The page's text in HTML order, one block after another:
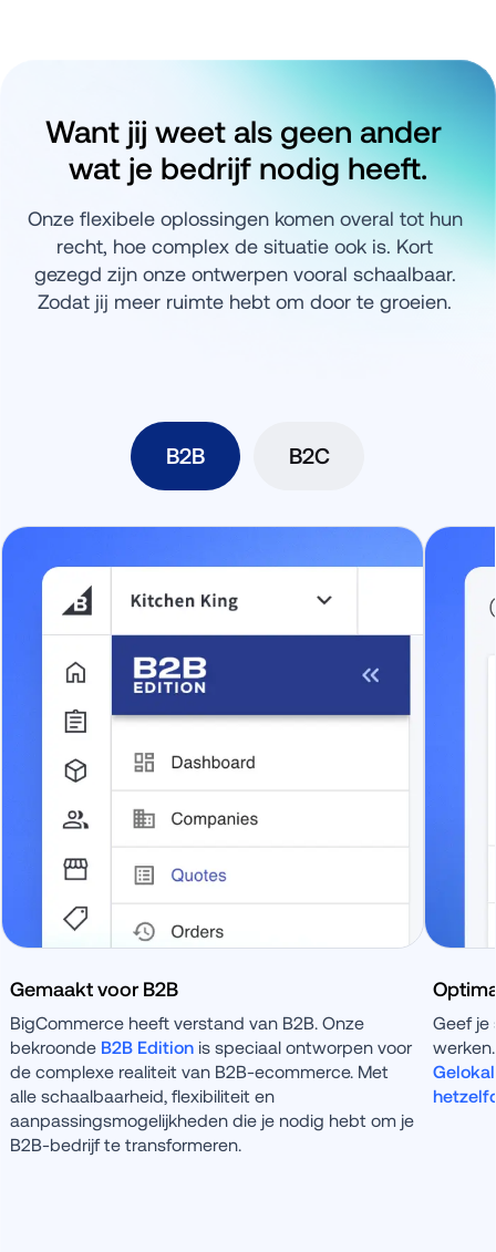
Want jij weet als geen ander
wat je bedrijf nodig heeft.
Onze flexibele oplossingen komen overal tot hun
recht, hoe complex de situatie ook is. Kort
gezegd zijn onze ontwerpen vooral schaalbaar.
Zodat jij meer ruimte hebt om door te groeien.
B2B B2C
Gemaakt voor B2B
BigCommerce heeft verstand van B2B. Onze
bekroonde B2B Edition is speciaal ontworpen voor
de complexe realiteit van B2B-ecommerce. Met
alle schaalbaarheid, flexibiliteit en
aanpassingsmogelijkheden die je nodig hebt om je
B2B-bedrijf te transformeren.
Geef je